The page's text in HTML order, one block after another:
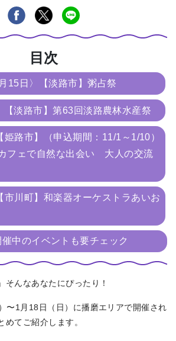
目次
月15日〉【淡路市】粥占祭
【淡路市】第63回淡路農林水産祭
姫路市】（申込期間：11/1～1/10）
カフェで自然な出会い 大人の交流
市川町】和楽器オーケストラあいお
中のイベントも要チェック
そんなあなたにぴったり！
〜1月18日（日）に播磨エリアで開催され
めてご紹介します。